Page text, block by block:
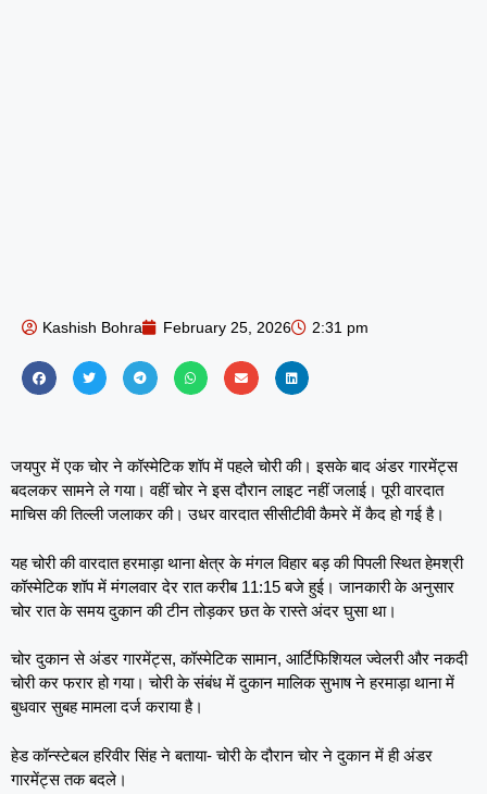
Kashish Bohra February 25, 2026 2:31 pm
जयपुर में एक चोर ने कॉस्मेटिक शॉप में पहले चोरी की। इसके बाद अंडर गारमेंट्स
बदलकर सामने ले गया। वहीं चोर ने इस दौरान लाइट नहीं जलाई। पूरी वारदात
माचिस की तिल्ली जलाकर की। उधर वारदात सीसीटीवी कैमरे में कैद हो गई है।
यह चोरी की वारदात हरमाड़ा थाना क्षेत्र के मंगल विहार बड़ की पिपली स्थित हेमश्री
कॉस्मेटिक शॉप में मंगलवार देर रात करीब 11:15 बजे हुई। जानकारी के अनुसार
चोर रात के समय दुकान की टीन तोड़कर छत के रास्ते अंदर घुसा था।
चोर दुकान से अंडर गारमेंट्स, कॉस्मेटिक सामान, आर्टिफिशियल ज्वेलरी और नकदी
चोरी कर फरार हो गया। चोरी के संबंध में दुकान मालिक सुभाष ने हरमाड़ा थाना में
बुधवार सुबह मामला दर्ज कराया है।
हेड कॉन्स्टेबल हरिवीर सिंह ने बताया- चोरी के दौरान चोर ने दुकान में ही अंडर
गारमेंट्स तक बदले।